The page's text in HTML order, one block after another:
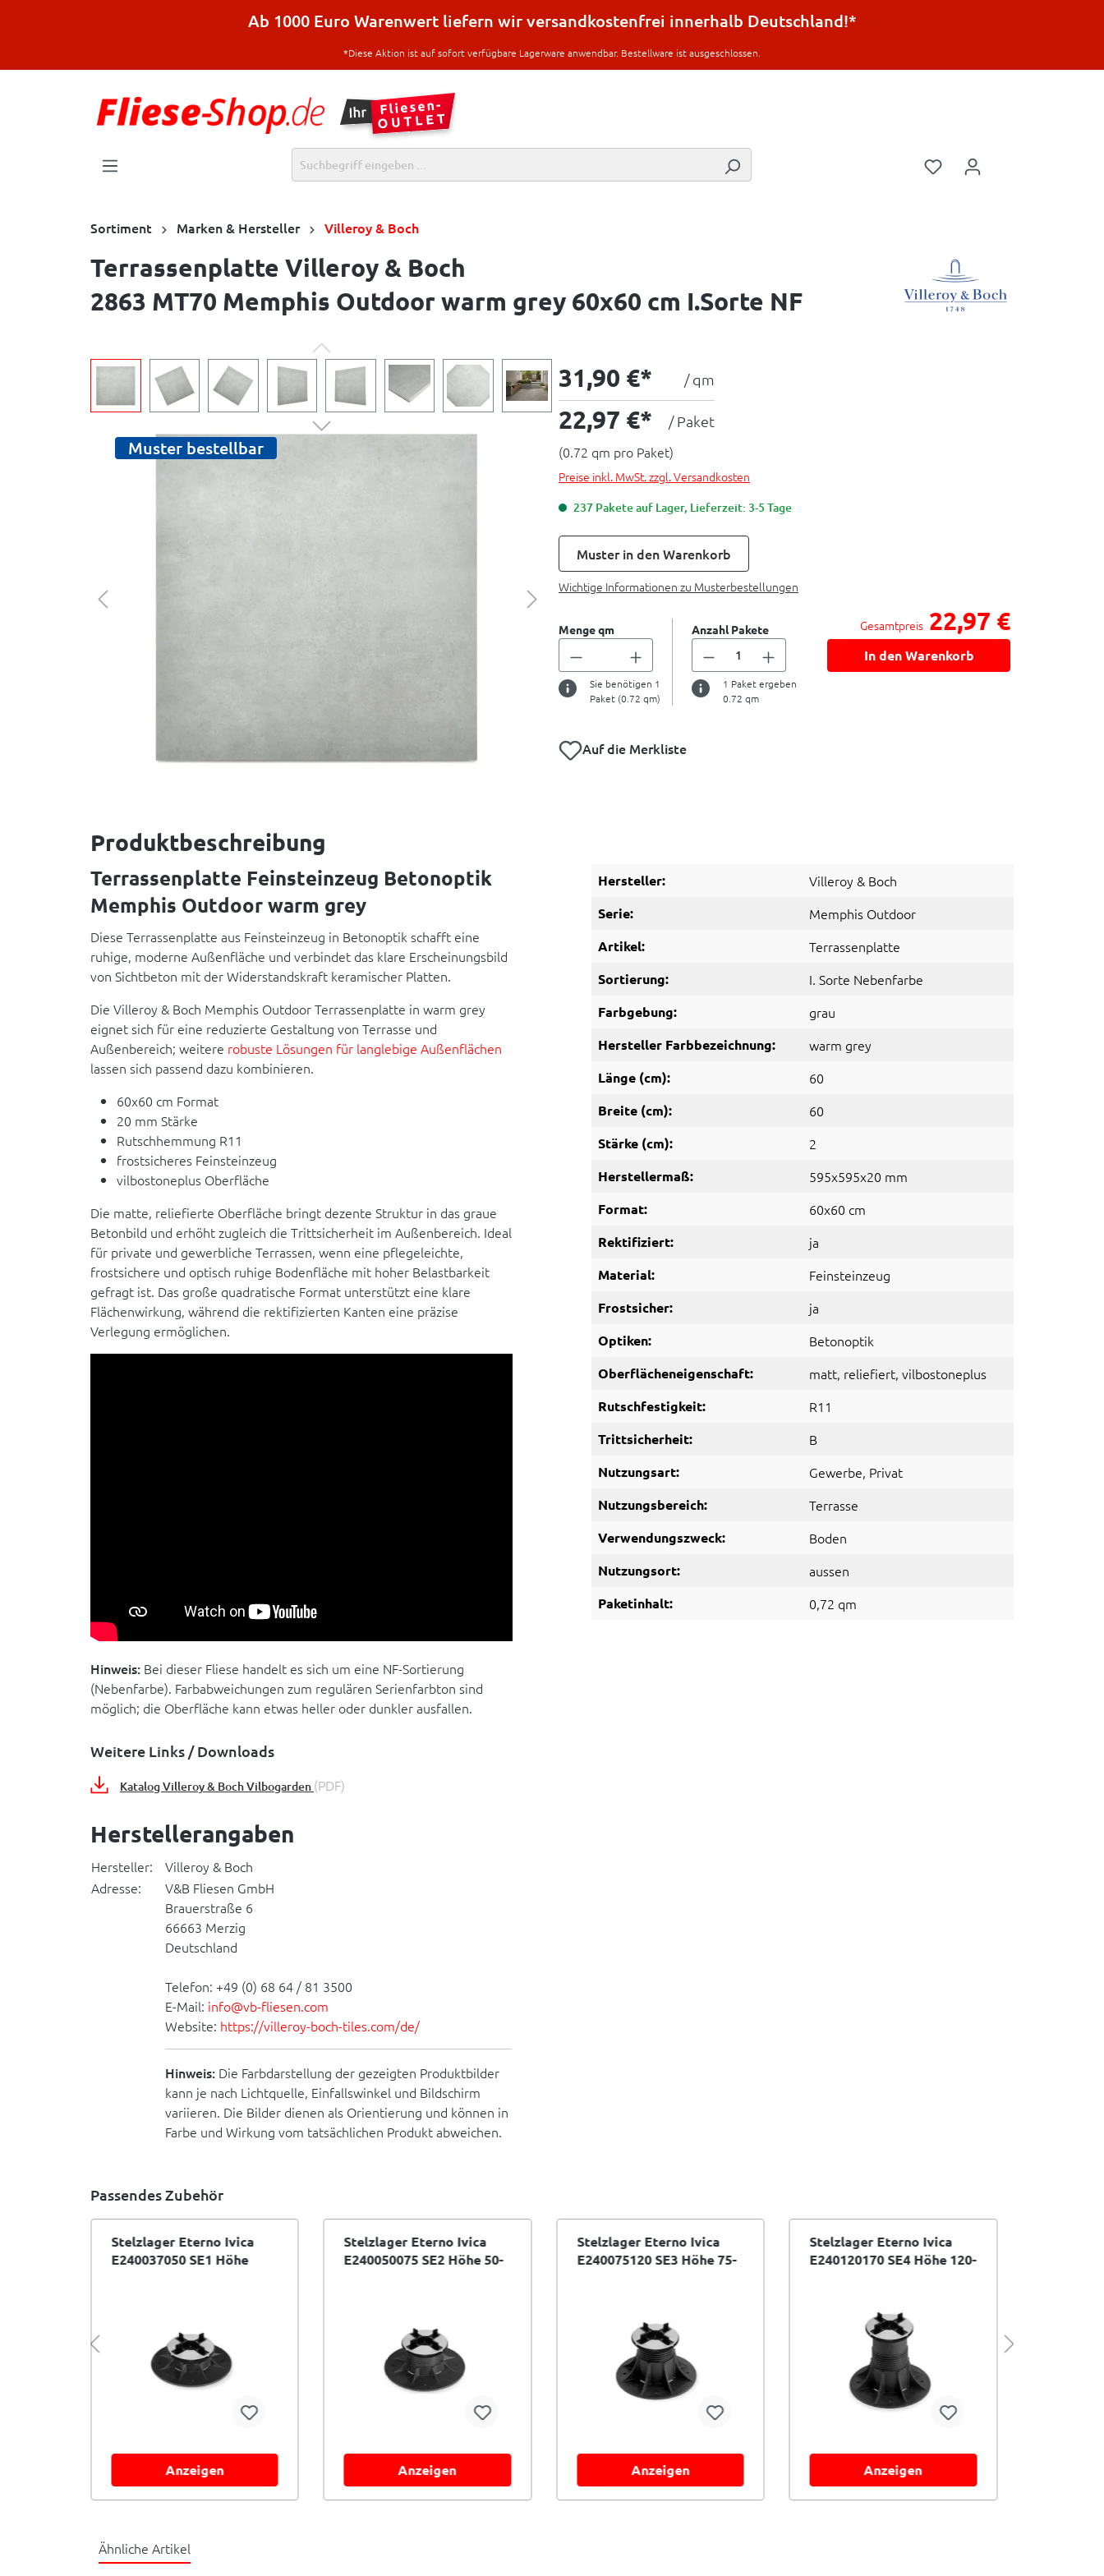
Ab 1000 Euro Warenwert liefern wir versandkostenfrei innerhalb Deutschland!*
*Diese Aktion ist auf sofort verfügbare Lagerware anwendbar. Bestellware ist ausgeschlossen.
Sortiment Marken & Hersteller Villeroy & Boch
Terrassenplatte Villeroy & Boch
2863 MT70 Memphis Outdoor warm grey 60x60 cm I.Sorte NF
Muster bestellbar
31,90 €* / qm
22,97 €* / Paket
(0.72 qm pro Paket)
Preise inkl. MwSt. zzgl. Versandkosten
237 Pakete auf Lager, Lieferzeit: 3-5 Tage
Muster in den Warenkorb
Wichtige Informationen zu Musterbestellungen
Menge qm
Sie benötigen 1
Paket (0.72 qm)
Anzahl Pakete
1 Paket ergeben
0.72 qm
Gesamtpreis 22,97 €
In den Warenkorb
Auf die Merkliste
Produktbeschreibung
Terrassenplatte Feinsteinzeug Betonoptik
Memphis Outdoor warm grey
Diese Terrassenplatte aus Feinsteinzeug in Betonoptik schafft eine
ruhige, moderne Außenfläche und verbindet das klare Erscheinungsbild
von Sichtbeton mit der Widerstandskraft keramischer Platten.
Die Villeroy & Boch Memphis Outdoor Terrassenplatte in warm grey
eignet sich für eine reduzierte Gestaltung von Terrasse und
Außenbereich; weitere robuste Lösungen für langlebige Außenflächen
lassen sich passend dazu kombinieren.
60x60 cm Format
20 mm Stärke
Rutschhemmung R11
frostsicheres Feinsteinzeug
vilbostoneplus Oberfläche
Die matte, reliefierte Oberfläche bringt dezente Struktur in das graue
Betonbild und erhöht zugleich die Trittsicherheit im Außenbereich. Ideal
für private und gewerbliche Terrassen, wenn eine pflegeleichte,
frostsichere und optisch ruhige Bodenfläche mit hoher Belastbarkeit
gefragt ist. Das große quadratische Format unterstützt eine klare
Flächenwirkung, während die rektifizierten Kanten eine präzise
Verlegung ermöglichen.
Hinweis: Bei dieser Fliese handelt es sich um eine NF-Sortierung
(Nebenfarbe). Farbabweichungen zum regulären Serienfarbton sind
möglich; die Oberfläche kann etwas heller oder dunkler ausfallen.
Weitere Links / Downloads
Katalog Villeroy & Boch Vilbogarden (PDF)
Hersteller: Villeroy & Boch
Serie: Memphis Outdoor
Artikel: Terrassenplatte
Sortierung: I. Sorte Nebenfarbe
Farbgebung: grau
Hersteller Farbbezeichnung: warm grey
Länge (cm): 60
Breite (cm): 60
Stärke (cm): 2
Herstellermaß: 595x595x20 mm
Format: 60x60 cm
Rektifiziert: ja
Material: Feinsteinzeug
Frostsicher: ja
Optiken: Betonoptik
Oberflächeneigenschaft: matt, reliefiert, vilbostoneplus
Rutschfestigkeit: R11
Trittsicherheit: B
Nutzungsart: Gewerbe, Privat
Nutzungsbereich: Terrasse
Verwendungszweck: Boden
Nutzungsort: aussen
Paketinhalt: 0,72 qm
Herstellerangaben
Hersteller:
Villeroy & Boch
Adresse:
V&B Fliesen GmbH
Brauerstraße 6
66663 Merzig
Deutschland
Telefon: +49 (0) 68 64 / 81 3500
E-Mail: info@vb-fliesen.com
Website: https://villeroy-boch-tiles.com/de/
Hinweis: Die Farbdarstellung der gezeigten Produktbilder
kann je nach Lichtquelle, Einfallswinkel und Bildschirm
variieren. Die Bilder dienen als Orientierung und können in
Farbe und Wirkung vom tatsächlichen Produkt abweichen.
Passendes Zubehör
Stelzlager Eterno Ivica
E240037050 SE1 Höhe
Anzeigen
Stelzlager Eterno Ivica
E240050075 SE2 Höhe 50-
Anzeigen
Stelzlager Eterno Ivica
E240075120 SE3 Höhe 75-
Anzeigen
Stelzlager Eterno Ivica
E240120170 SE4 Höhe 120-
Anzeigen
Ähnliche Artikel